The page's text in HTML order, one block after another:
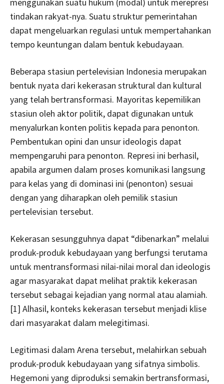
tindakan rakyat-nya. Suatu struktur pemerintahan
dapat mengeluarkan regulasi untuk mempertahankan
tempo keuntungan dalam bentuk kebudayaan.
Beberapa stasiun pertelevisian Indonesia merupakan
bentuk nyata dari kekerasan struktural dan kultural
yang telah bertransformasi. Mayoritas kepemilikan
stasiun oleh aktor politik, dapat digunakan untuk
menyalurkan konten politis kepada para penonton.
Pembentukan opini dan unsur ideologis dapat
mempengaruhi para penonton. Represi ini berhasil,
apabila argumen dalam proses komunikasi langsung
para kelas yang di dominasi ini (penonton) sesuai
dengan yang diharapkan oleh pemilik stasiun
pertelevisian tersebut.
Kekerasan sesungguhnya dapat “dibenarkan” melalui
produk-produk kebudayaan yang berfungsi terutama
untuk mentransformasi nilai-nilai moral dan ideologis
agar masyarakat dapat melihat praktik kekerasan
tersebut sebagai kejadian yang normal atau alamiah.
[1] Alhasil, konteks kekerasan tersebut menjadi klise
dari masyarakat dalam melegitimasi.
Legitimasi dalam Arena tersebut, melahirkan sebuah
produk-produk kebudayaan yang sifatnya simbolis.
Hegemoni yang diproduksi semakin bertransformasi,